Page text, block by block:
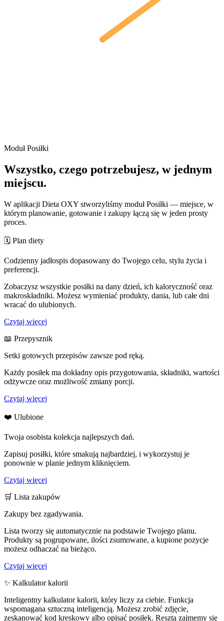
Moduł Posiłki
Wszystko, czego potrzebujesz, w jednym
miejscu.
W aplikacji Dieta OXY stworzyliśmy moduł Posiłki — miejsce, w
którym planowanie, gotowanie i zakupy łączą się w jeden prosty
proces.
🗓 Plan diety
Codzienny jadłospis dopasowany do Twojego celu, stylu życia i
preferencji.
Zobaczysz wszystkie posiłki na dany dzień, ich kaloryczność oraz
makroskładniki. Możesz wymieniać produkty, dania, lub całe dni
wracać do ulubionych.
Czytaj więcej
📖 Przepysznik
Setki gotowych przepisów zawsze pod ręką.
Każdy posiłek ma dokładny opis przygotowania, składniki, wartości
odżywcze oraz możliwość zmiany porcji.
Czytaj więcej
❤️ Ulubione
Twoja osobista kolekcja najlepszych dań.
Zapisuj posiłki, które smakują najbardziej, i wykorzystuj je
ponownie w planie jednym kliknięciem.
Czytaj więcej
🛒 Lista zakupów
Zakupy bez zgadywania.
Lista tworzy się automatycznie na podstawie Twojego planu.
Produkty są pogrupowane, ilości zsumowane, a kupione pozycje
możesz odhaczać na bieżąco.
Czytaj więcej
✨ Kalkulator kalorii
Inteligentny kalkulator kalorii, który liczy za ciebie. Funkcja
wspomagana sztuczną inteligencją. Możesz zrobić zdjęcie,
zeskanować kod kreskowy albo opisać posiłek. Resztą zajmemy się